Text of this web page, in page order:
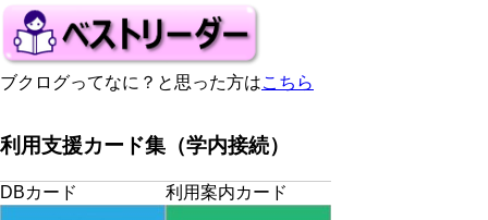
ブクログってなに？と思った方はこちら
利用支援カード集（学内接続）
DBカード 利用案内カード